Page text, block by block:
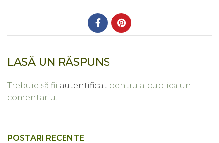
LASĂ UN RĂSPUNS
Trebuie să fii autentificat pentru a publica un
comentariu.
POSTARI RECENTE